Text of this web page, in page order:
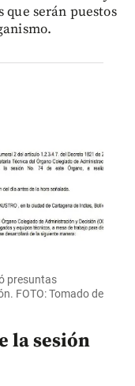
serán puestos
presuntas
FOTO: Tomado de
la sesión